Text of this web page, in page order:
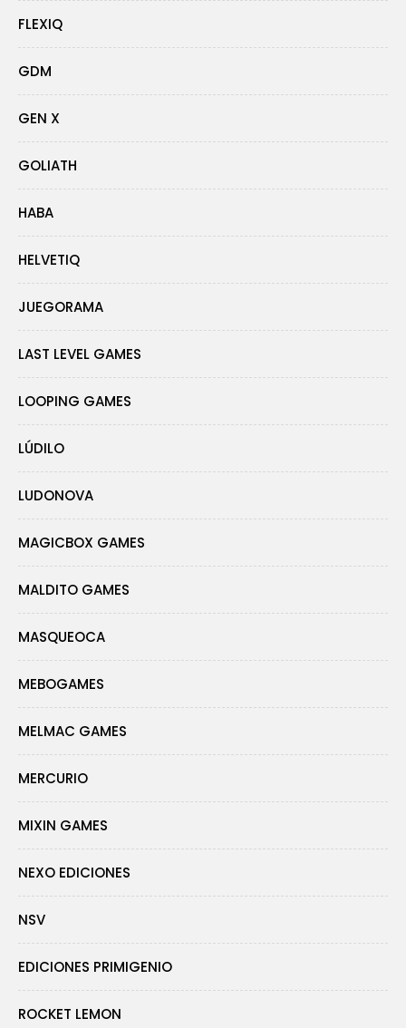
FLEXIQ
GDM
GEN X
GOLIATH
HABA
HELVETIQ
JUEGORAMA
LAST LEVEL GAMES
LOOPING GAMES
LÚDILO
LUDONOVA
MAGICBOX GAMES
MALDITO GAMES
MASQUEOCA
MEBOGAMES
MELMAC GAMES
MERCURIO
MIXIN GAMES
NEXO EDICIONES
NSV
EDICIONES PRIMIGENIO
ROCKET LEMON